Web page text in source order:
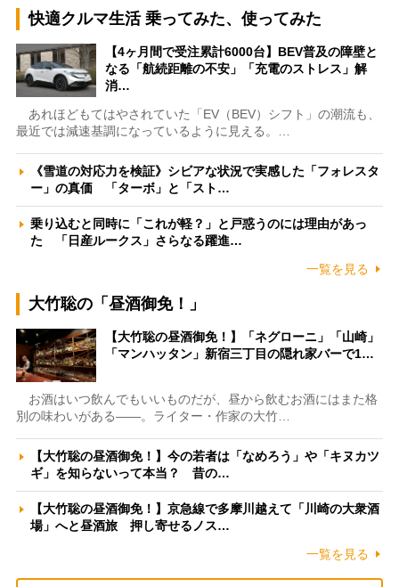
快適クルマ生活 乗ってみた、使ってみた
【4ヶ月間で受注累計6000台】BEV普及の障壁と
なる「航続距離の不安」「充電のストレス」解
消…
あれほどもてはやされていた「EV（BEV）シフト」の潮流も、
最近では減速基調になっているように見える。…
《雪道の対応力を検証》シビアな状況で実感した「フォレスタ
ー」の真価 「ターボ」と「スト…
乗り込むと同時に「これが軽？」と戸惑うのには理由があっ
た 「日産ルークス」さらなる躍進…
一覧を見る
大竹聡の「昼酒御免！」
【大竹聡の昼酒御免！】「ネグローニ」「山崎」
「マンハッタン」新宿三丁目の隠れ家バーで1…
お酒はいつ飲んでもいいものだが、昼から飲むお酒にはまた格
別の味わいがある――。ライター・作家の大竹…
【大竹聡の昼酒御免！】今の若者は「なめろう」や「キヌカツ
ギ」を知らないって本当？ 昔の…
【大竹聡の昼酒御免！】京急線で多摩川越えて「川崎の大衆酒
場」へと昼酒旅 押し寄せるノス…
一覧を見る